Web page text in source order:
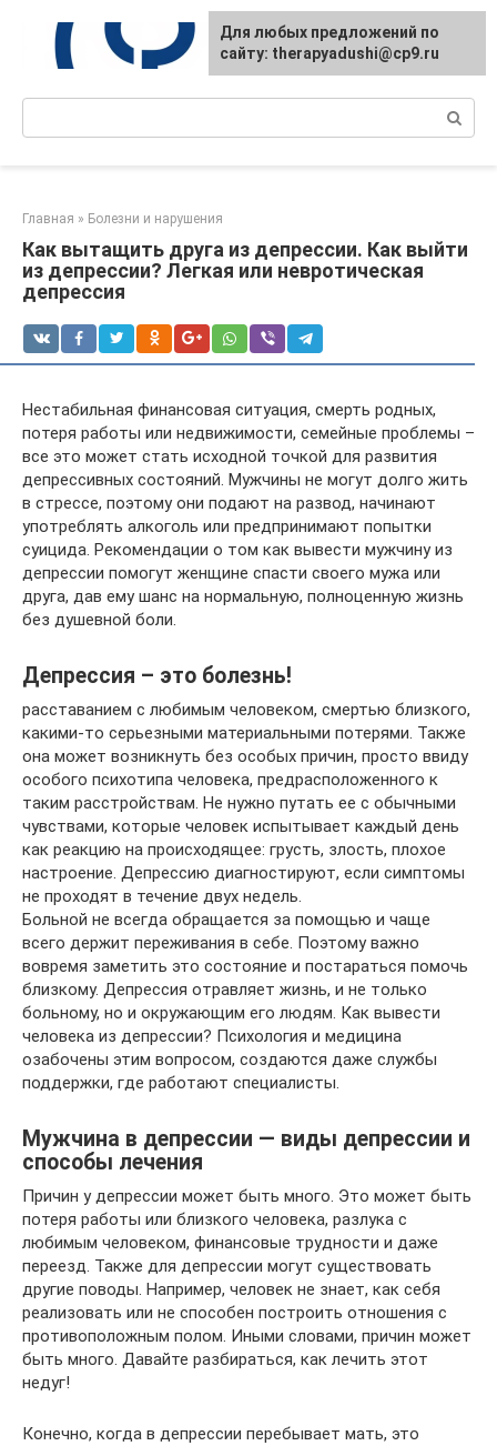
контенту
Главная » Болезни и нарушения
Как вытащить друга из депрессии. Как выйти
из депрессии? Легкая или невротическая
депрессия
Нестабильная финансовая ситуация, смерть родных,
потеря работы или недвижимости, семейные проблемы –
все это может стать исходной точкой для развития
депрессивных состояний. Мужчины не могут долго жить
в стрессе, поэтому они подают на развод, начинают
употреблять алкоголь или предпринимают попытки
суицида. Рекомендации о том как вывести мужчину из
депрессии помогут женщине спасти своего мужа или
друга, дав ему шанс на нормальную, полноценную жизнь
без душевной боли.
Депрессия – это болезнь!
расставанием с любимым человеком, смертью близкого,
какими-то серьезными материальными потерями. Также
она может возникнуть без особых причин, просто ввиду
особого психотипа человека, предрасположенного к
таким расстройствам. Не нужно путать ее с обычными
чувствами, которые человек испытывает каждый день
как реакцию на происходящее: грусть, злость, плохое
настроение. Депрессию диагностируют, если симптомы
не проходят в течение двух недель.
Больной не всегда обращается за помощью и чаще
всего держит переживания в себе. Поэтому важно
вовремя заметить это состояние и постараться помочь
близкому. Депрессия отравляет жизнь, и не только
больному, но и окружающим его людям. Как вывести
человека из депрессии? Психология и медицина
озабочены этим вопросом, создаются даже службы
поддержки, где работают специалисты.
Мужчина в депрессии — виды депрессии и
способы лечения
Причин у депрессии может быть много. Это может быть
потеря работы или близкого человека, разлука с
любимым человеком, финансовые трудности и даже
переезд. Также для депрессии могут существовать
другие поводы. Например, человек не знает, как себя
реализовать или не способен построить отношения с
противоположным полом. Иными словами, причин может
быть много. Давайте разбираться, как лечить этот
недуг!
Конечно, когда в депрессии перебывает мать, это
Для любых предложений по
сайту: therapyadushi@cp9.ru